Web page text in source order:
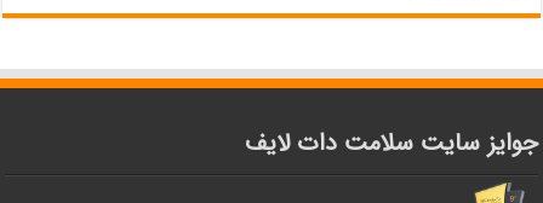
جوایز سایت سلامت دات لایف